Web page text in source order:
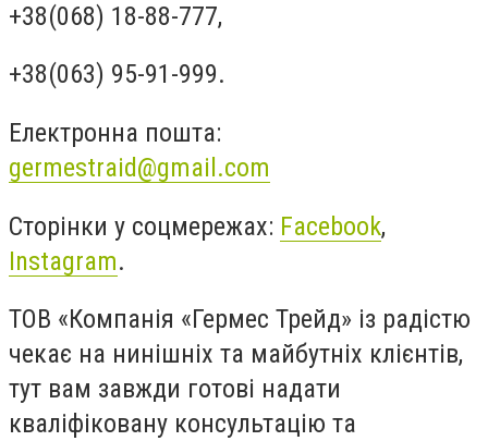
+38(068) 18-88-777,
+38(063) 95-91-999.
Електронна пошта:
germestraid@gmail.com
Сторінки у соцмережах: Facebook,
Instagram.
ТОВ «Компанія «Гермес Трейд» із радістю
чекає на нинішніх та майбутніх клієнтів,
тут вам завжди готові надати
кваліфіковану консультацію та